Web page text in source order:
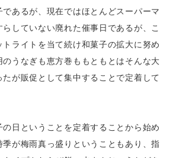
あるが、現在ではほとんどスーパーマ
していない廃れた催事日であるが、こ
トライトを当て続け和菓子の拡大に努め
のうなぎも恵方巻ももともとはそんな大
たが販促として集中することで定着して
日ということを定着することから始め
季が梅雨真っ盛りということもあり、指